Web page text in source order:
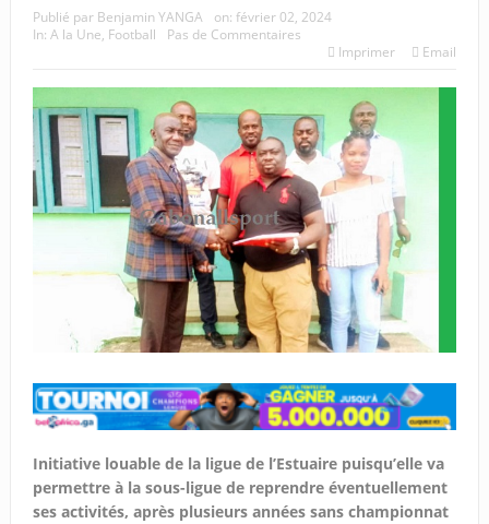
Publié par Benjamin YANGA on: février 02, 2024
In: A la Une, Football
Pas de Commentaires
Imprimer
Email
Initiative louable de la ligue de l’Estuaire puisqu’elle va
permettre à la sous-ligue de reprendre éventuellement
ses activités, après plusieurs années sans championnat